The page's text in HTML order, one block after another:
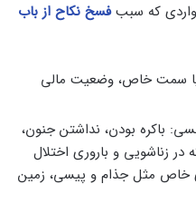
که سببفسخ نکاح از باب
سمت خاص، وضعیت مالی
باکره بودن، نداشتن جنون،
در زناشویی و باروری اختلال
خاص مثل جذام و پیسی، زمین